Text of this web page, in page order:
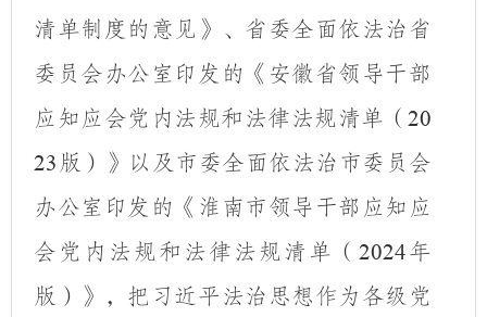
清单制度的意见》、省委全面依法治省
委员会办公室印发的《安徽省领导干部
应知应会党内法规和法律法规清单（ 20
23 版）》以及市委全面依法治市委员会
办公室印发的《淮南市领导干部应知应
会党内法规和法律法规清单（ 2024年
版）》，把习近平法治思想作为各级党